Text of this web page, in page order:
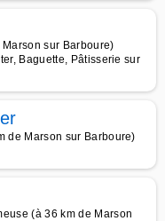
sur Barboure)
Baguette, Pâtisserie sur
de Marson sur Barboure)
(à 36 km de Marson